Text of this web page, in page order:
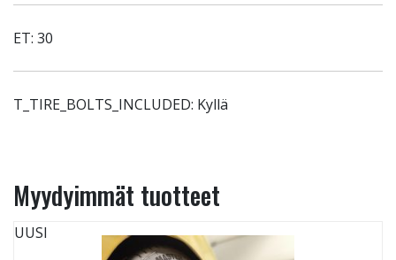
ET: 30
T_TIRE_BOLTS_INCLUDED: Kyllä
Myydyimmät tuotteet
UUSI